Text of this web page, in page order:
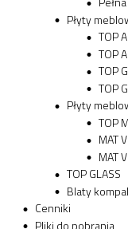
Płyty
TOP
TOP
TOP
TOP
Płyty
TOP
MAT
MAT
TOP GLASS
Blaty
Cenniki
Pliki do pobrania